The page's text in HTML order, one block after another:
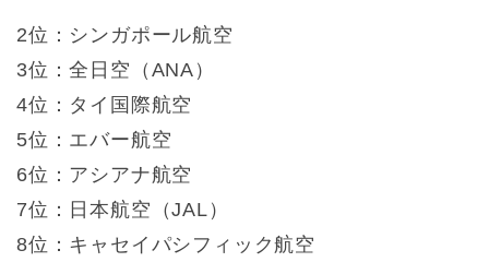
2位：シンガポール航空
3位：全日空（ANA）
4位：タイ国際航空
5位：エバー航空
6位：アシアナ航空
7位：日本航空（JAL）
8位：キャセイパシフィック航空